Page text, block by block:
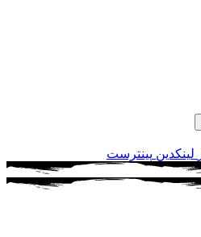
لینکدین پینترست